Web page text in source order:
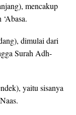
mencakup
dimulai dari
Surah Adh-
yaitu sisanya